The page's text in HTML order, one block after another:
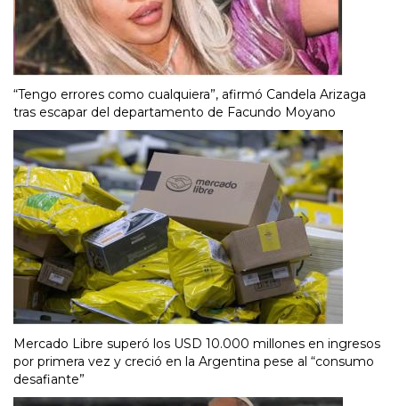
“Tengo errores como cualquiera”, afirmó Candela Arizaga
tras escapar del departamento de Facundo Moyano
Mercado Libre superó los USD 10.000 millones en ingresos
por primera vez y creció en la Argentina pese al “consumo
desafiante”